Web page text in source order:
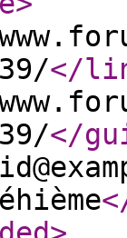
</
</